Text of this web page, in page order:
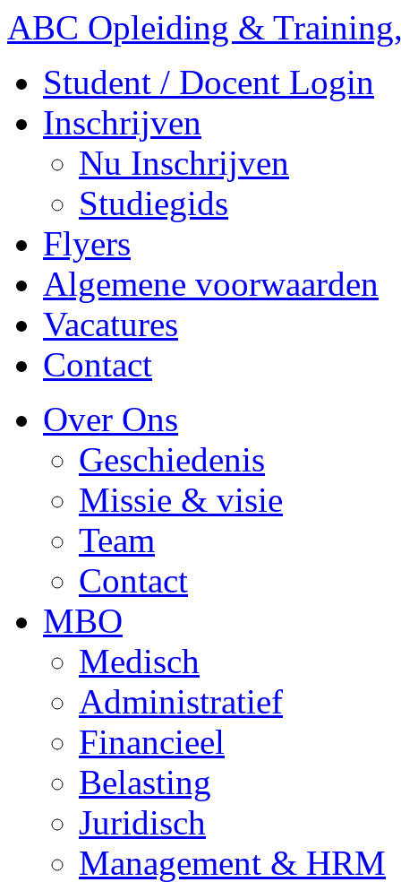
ABC Opleiding &
Student / Docent Login
Inschrijven
Nu Inschrijven
Studiegids
Flyers
Algemene voorwaarden
Vacatures
Contact
Over Ons
Geschiedenis
Missie & visie
Team
Contact
MBO
Medisch
Administratief
Financieel
Belasting
Juridisch
Management & HRM